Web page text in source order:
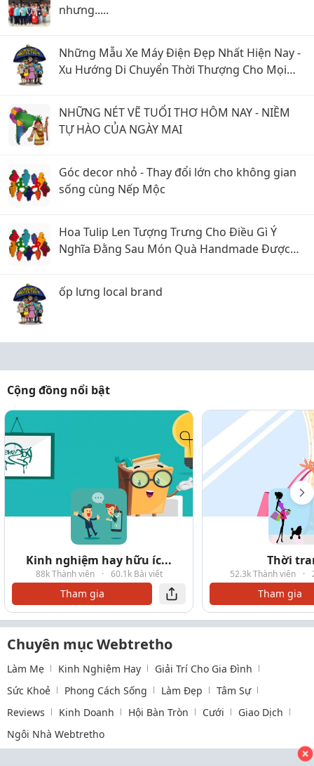
nhưng.....
Những Mẫu Xe Máy Điện Đẹp Nhất Hiện Nay -
Xu Hướng Di Chuyển Thời Thượng Cho Mọi
NHỮNG NÉT VẼ TUỔI THƠ HÔM NAY - NIỀM
TỰ HÀO CỦA NGÀY MAI
Góc decor nhỏ - Thay đổi lớn cho không gian
sống cùng Nếp Mộc
Hoa Tulip Len Tượng Trưng Cho Điều Gì Ý
Nghĩa Đằng Sau Món Quà Handmade Được
ốp lưng local brand
Cộng đồng nổi bật
Kinh nghiệm hay hữu íc...
88k Thành viên · 60.1k Bài viết
Tham gia
Thời
52.3k Thành viên ·
Tham gia
Chuyên mục Webtretho
Làm Mẹ Kinh Nghiệm Hay
Giải Trí Cho Gia Đình
Sức Khoẻ
Phong Cách Sống Làm Đẹp
Tâm Sự
Reviews
Kinh Doanh Hội Bàn Tròn Cưới
Giao Dịch
Ngôi Nhà Webtretho